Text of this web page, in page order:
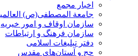
اخبار مجمع
جامعة المصطفی(ص)
سازمان اوقاف و امور خیریه
سازمان فرهنگ و ارتباطات
دفتر تبلیغات اسلامی
حج و آستان‌های مقدس